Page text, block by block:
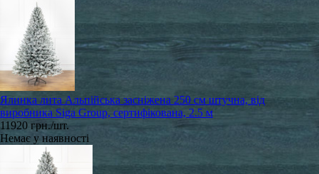
Ялинка лита Альпійська засніжена 250 см штучна, від
виробника Siga Group, сертифікована, 2.5 м
11920 грн./шт.
Немає у наявності